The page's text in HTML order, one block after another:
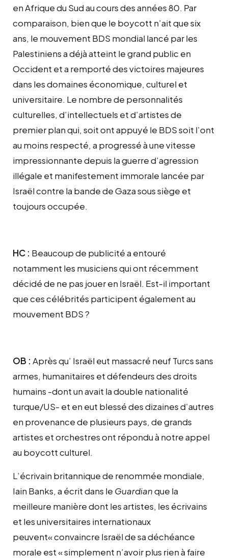
en Afrique du Sud au cours des années 80. Par
comparaison, bien que le boycott n’ait que six
ans, le mouvement BDS mondial lancé par les
Palestiniens a déjà atteint le grand public en
Occident et a remporté des victoires majeures
dans les domaines économique, culturel et
universitaire. Le nombre de personnalités
culturelles, d’intellectuels et d’artistes de
premier plan qui, soit ont appuyé le BDS soit l’ont
au moins respecté, a progressé à une vitesse
impressionnante depuis la guerre d’agression
illégale et manifestement immorale lancée par
Israël contre la bande de Gaza sous siège et
toujours occupée.
HC : Beaucoup de publicité a entouré
notamment les musiciens qui ont récemment
décidé de ne pas jouer en Israël. Est-il important
que ces célébrités participent également au
mouvement BDS ?
OB : Après qu’ Israël eut massacré neuf Turcs sans
armes, humanitaires et défendeurs des droits
humains -dont un avait la double nationalité
turque/US- et en eut blessé des dizaines d’autres
en provenance de plusieurs pays, de grands
artistes et orchestres ont répondu à notre appel
au boycott culturel.
L’écrivain britannique de renommée mondiale,
Iain Banks, a écrit dans le Guardianque la
meilleure manière dont les artistes, les écrivains
et les universitaires internationaux
peuvent« convaincre Israël de sa déchéance
morale est « simplement n’avoir plus rien à faire